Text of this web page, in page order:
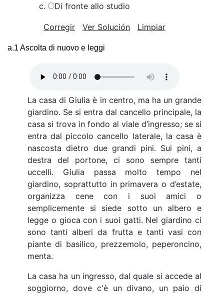
Di fronte allo studio
Corregir Ver Solución Limpiar
a.1 Ascolta di nuovo e leggi
La casa di Giulia è in centro, ma ha un grande
giardino. Se si entra dal cancello principale, la
casa si trova in fondo al viale d’ingresso; se si
entra dal piccolo cancello laterale, la casa è
nascosta dietro due grandi pini. Sui pini, a
destra del portone, ci sono sempre tanti
uccelli. Giulia passa molto tempo nel
giardino, soprattutto in primavera o d’estate,
organizza cene con i suoi amici o
semplicemente si siede sotto un albero e
legge o gioca con i suoi gatti. Nel giardino ci
sono tanti alberi da frutta e tanti vasi con
piante di basilico, prezzemolo, peperoncino,
menta.
La casa ha un ingresso, dal quale si accede al
soggiorno, dove c'è un divano, un paio di